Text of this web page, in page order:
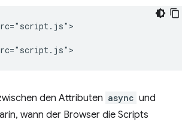
den Attributen async und
wann der Browser die Scripts